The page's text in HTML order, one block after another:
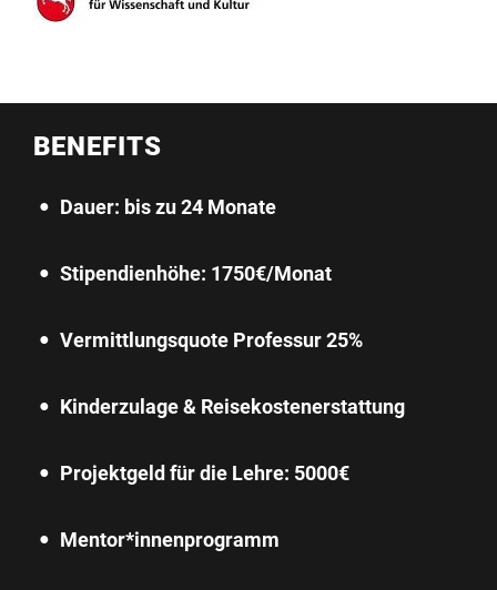
BENEFITS
Dauer: bis zu 24 Monate
Stipendienhöhe: 1750€/Monat
Vermittlungsquote Professur 25%
Kinderzulage & Reisekostenerstattung
Projektgeld für die Lehre: 5000€
Mentor*innenprogramm